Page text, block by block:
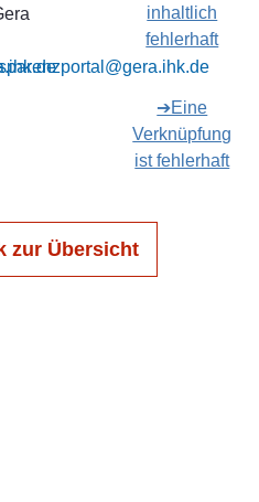
inhaltlich
fehlerhaft
➔Eine
Verknüpfung
ist fehlerhaft
zur Übersicht